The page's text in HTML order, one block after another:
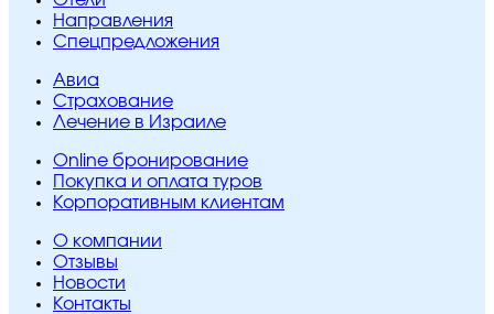
Направления
Спецпредложения
Авиа
Страхование
Лечение в Израиле
Online бронирование
Покупка и оплата туров
Корпоративным клиентам
O компании
Отзывы
Новости
Контакты